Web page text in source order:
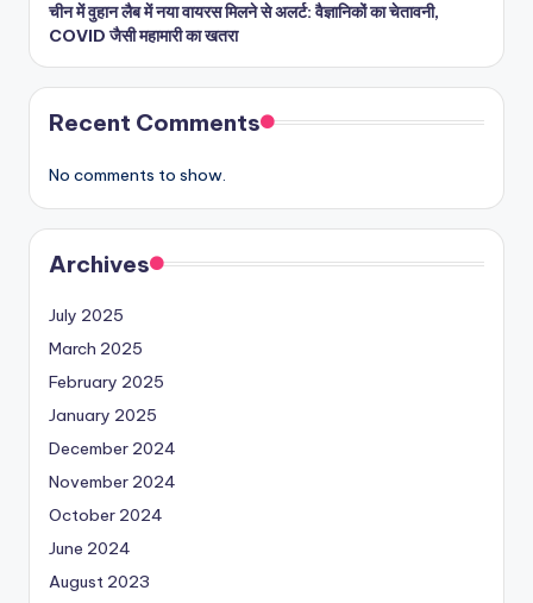
चीन में वुहान लैब में नया वायरस मिलने से अलर्ट: वैज्ञानिकों का चेतावनी,
COVID जैसी महामारी का खतरा
Recent Comments
No comments to show.
Archives
July 2025
March 2025
February 2025
January 2025
December 2024
November 2024
October 2024
June 2024
August 2023